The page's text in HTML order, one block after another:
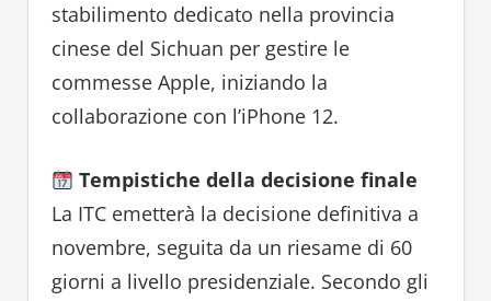
stabilimento dedicato nella provincia
cinese del Sichuan per gestire le
commesse Apple, iniziando la
collaborazione con l’iPhone 12.
Tempistiche della decisione finale
La ITC emetterà la decisione definitiva a
novembre, seguita da un riesame di 60
giorni a livello presidenziale. Secondo gli